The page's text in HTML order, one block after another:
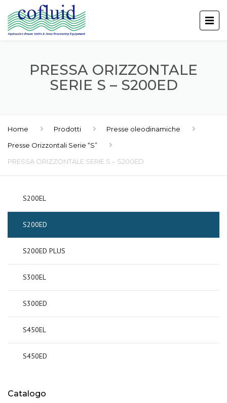
PRESSA ORIZZONTALE
SERIE S – S200ED
Home Prodotti
Presse oleodinamiche
Presse Orizzontali Serie “S”
PRESSA ORIZZONTALE SERIE S – S200ED
S200EL
S200ED
S200ED PLUS
S300EL
S300ED
S450EL
S450ED
Catalogo